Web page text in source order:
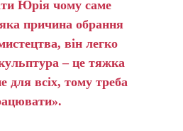
Юрія чому саме
причина обрання
він легко
– це тяжка
для всіх, тому треба